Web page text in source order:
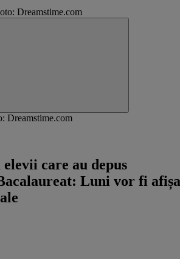
Dreamstime.com
care au depus
Luni vor fi